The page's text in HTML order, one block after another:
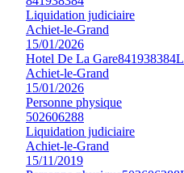
Liquidation judiciaire
Achiet-le-Grand
15/01/2026
Hotel De La Gare841938384
Achiet-le-Grand
15/01/2026
Personne physique
502606288
Liquidation judiciaire
Achiet-le-Grand
15/11/2019